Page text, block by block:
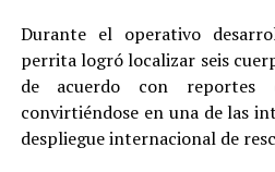
Durante el operativo
perrita logró localizar seis
de acuerdo con reportes
convirtiéndose en una de las
despliegue internacional de